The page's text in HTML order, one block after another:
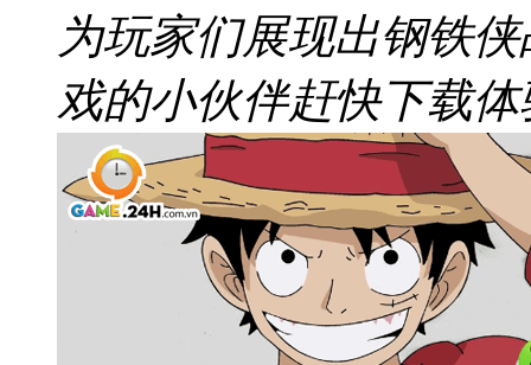
为玩家们展现出钢铁
戏的小伙伴赶快下载